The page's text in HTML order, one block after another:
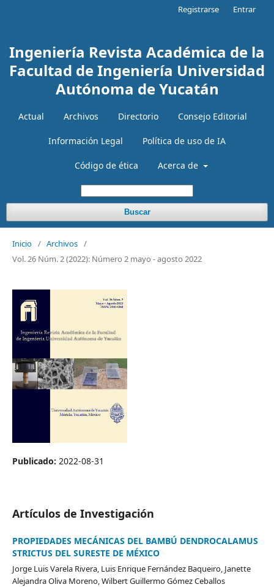
Ingeniería Revista Académica de la
Facultad de Ingeniería Universidad
Autónoma de Yucatán
Actual Archivos Directorio Consejo Editorial
Información Legal Política de uso de IA
Código de ética Acerca de
Buscar
Registrarse Entrar
Inicio / Archivos /
Vol. 26 Núm. 2 (2022): Número 2 mayo - agosto 2022
Publicado: 2022-08-31
Artículos de Investigación
PROPIEDADES MECÁNICAS DEL BAMBÚ DENDROCALAMUS
STRICTUS DEL SURESTE DE MÉXICO
Jorge Luis Varela Rivera, Luis Enrique Fernández Baqueiro, Janette
Alejandra Oliva Moreno, Wilbert Guillermo Gómez Ceballos